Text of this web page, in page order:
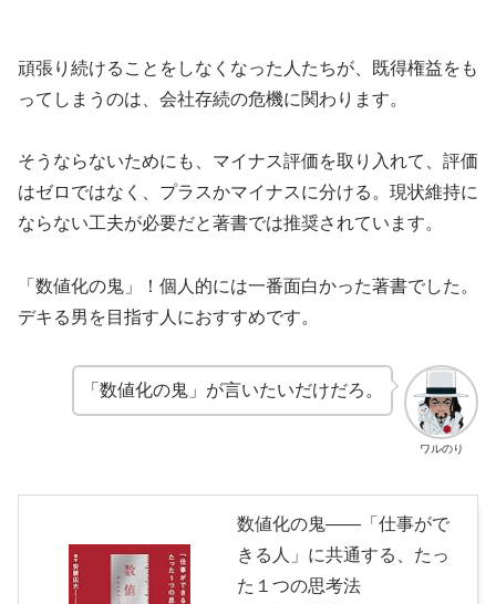
頑張り続けることをしなくなった人たちが、既得権益をも
ってしまうのは、会社存続の危機に関わります。
そうならないためにも、マイナス評価を取り入れて、評価
はゼロではなく、プラスかマイナスに分ける。現状維持に
ならない工夫が必要だと著書では推奨されています。
「数値化の鬼」！個人的には一番面白かった著書でした。
デキる男を目指す人におすすめです。
ワルのり
「数値化の鬼」が言いたいだけだろ。
数値化の鬼――「仕事がで
きる人」に共通する、たっ
た１つの思考法